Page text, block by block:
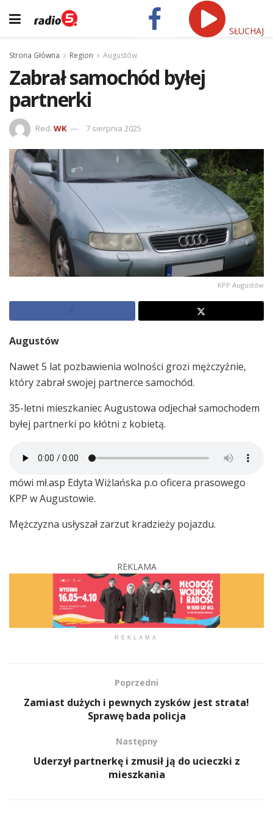
SŁUCHAJ
Strona Główna Region Augustów
Zabrał samochód byłej
partnerki
Red. WK 7 sierpnia 2025
KPP Augustów
Augustów
Nawet 5 lat pozbawienia wolności grozi mężczyźnie,
który zabrał swojej partnerce samochód.
35-letni mieszkaniec Augustowa odjechał samochodem
byłej partnerki po kłótni z kobietą.
mówi mł.asp Edyta Wiżlańska p.o oficera prasowego
KPP w Augustowie.
Mężczyzna usłyszał zarzut kradzieży pojazdu.
REKLAMA
REKLAMA
Poprzedni
Zamiast dużych i pewnych zysków jest strata!
Sprawę bada policja
Następny
Uderzył partnerkę i zmusił ją do ucieczki z
mieszkania